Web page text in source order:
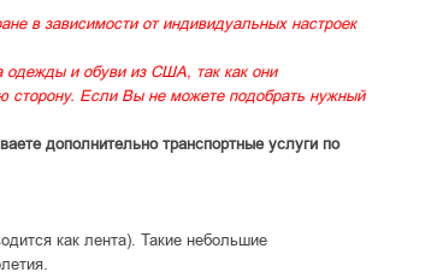
в зависимости от индивидуальных настроек
одежды и обуви из США, так как они
сторону. Если Вы не можете подобрать нужный
дополнительно транспортные услуги по
как лента). Такие небольшие